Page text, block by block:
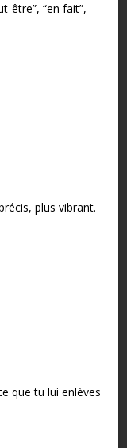
être”, “en fait”,
plus vibrant.
que tu lui enlèves